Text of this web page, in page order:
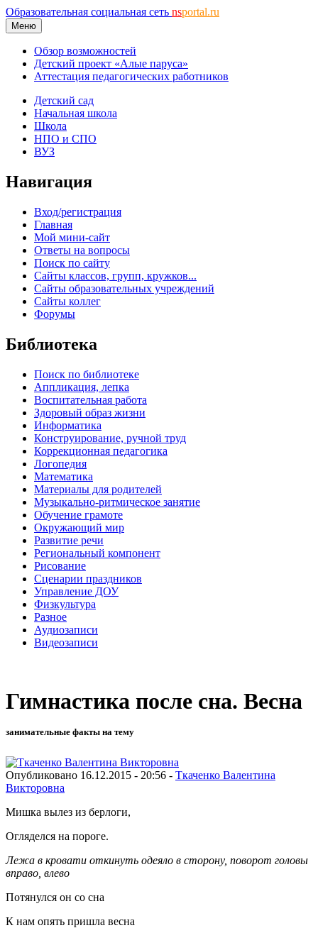
Образовательная социальная сеть nsportal.ru
Меню
Обзор возможностей
Детский проект «Алые паруса»
Аттестация педагогических работников
Детский сад
Начальная школа
Школа
НПО и СПО
ВУЗ
Навигация
Вход/регистрация
Главная
Мой мини-сайт
Ответы на вопросы
Поиск по сайту
Сайты классов, групп, кружков...
Сайты образовательных учреждений
Сайты коллег
Форумы
Библиотека
Поиск по библиотеке
Аппликация, лепка
Воспитательная работа
Здоровый образ жизни
Информатика
Конструирование, ручной труд
Коррекционная педагогика
Логопедия
Математика
Материалы для родителей
Музыкально-ритмическое занятие
Обучение грамоте
Окружающий мир
Развитие речи
Региональный компонент
Рисование
Сценарии праздников
Управление ДОУ
Физкультура
Разное
Аудиозаписи
Видеозаписи
Гимнастика после сна. Весна
занимательные факты на тему
Опубликовано 16.12.2015 - 20:56 - Ткаченко Валентина
Викторовна
Мишка вылез из берлоги,
Огляделся на пороге.
Лежа в кровати откинуть одеяло в сторону, поворот головы
вправо, влево
Потянулся он со сна
К нам опять пришла весна